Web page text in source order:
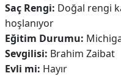
Saç Rengi: Doğal rengi
hoşlanıyor
Eğitim Durumu:
Sevgilisi: Brahim Zaibat
Evli mi: Hayır